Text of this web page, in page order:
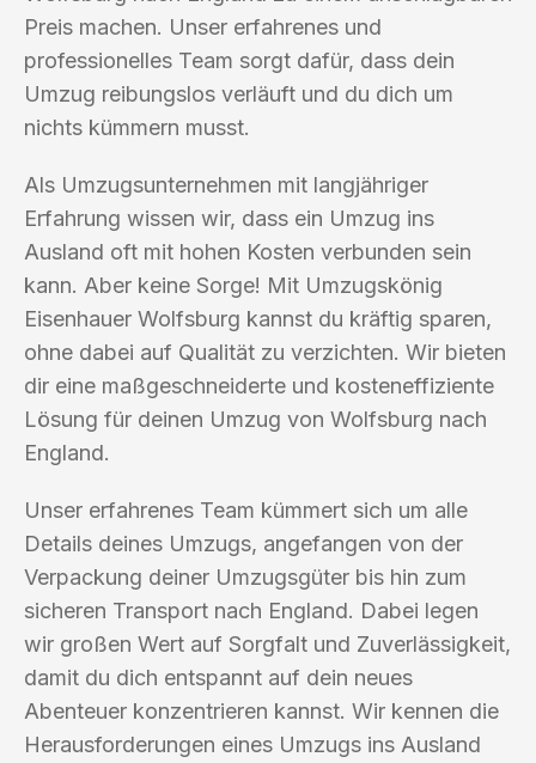
Preis machen. Unser erfahrenes und
professionelles Team sorgt dafür, dass dein
Umzug reibungslos verläuft und du dich um
nichts kümmern musst.
Als Umzugsunternehmen mit langjähriger
Erfahrung wissen wir, dass ein Umzug ins
Ausland oft mit hohen Kosten verbunden sein
kann. Aber keine Sorge! Mit Umzugskönig
Eisenhauer Wolfsburg kannst du kräftig sparen,
ohne dabei auf Qualität zu verzichten. Wir bieten
dir eine maßgeschneiderte und kosteneffiziente
Lösung für deinen Umzug von Wolfsburg nach
England.
Unser erfahrenes Team kümmert sich um alle
Details deines Umzugs, angefangen von der
Verpackung deiner Umzugsgüter bis hin zum
sicheren Transport nach England. Dabei legen
wir großen Wert auf Sorgfalt und Zuverlässigkeit,
damit du dich entspannt auf dein neues
Abenteuer konzentrieren kannst. Wir kennen die
Herausforderungen eines Umzugs ins Ausland